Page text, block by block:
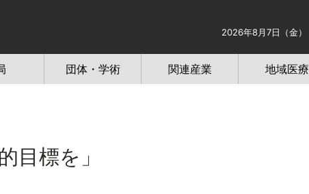
2026年8月7日（金）
団体・学術 関連産業 地域医療
目標を」